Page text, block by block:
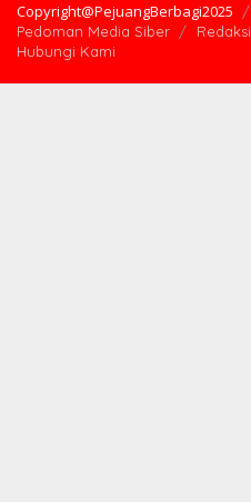
Copyright@PejuangBerbagi2025
Pedoman Media Siber
Redaksi
Hubungi Kami